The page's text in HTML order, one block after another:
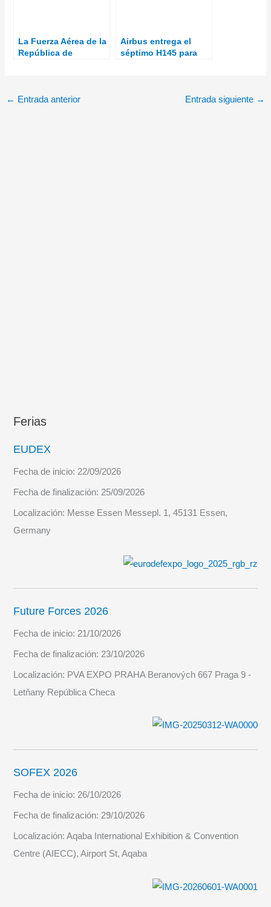
La Fuerza Aérea de la
República de
Airbus entrega el
séptimo H145 para
← Entrada anterior Entrada siguiente →
Ferias
EUDEX
Fecha de inicio: 22/09/2026
Fecha de finalización: 25/09/2026
Localización: Messe Essen Messepl. 1, 45131 Essen,
Germany
Future Forces 2026
Fecha de inicio: 21/10/2026
Fecha de finalización: 23/10/2026
Localización: PVA EXPO PRAHA Beranových 667 Praga 9 -
Letňany República Checa
SOFEX 2026
Fecha de inicio:26/10/2026
Fecha de finalización:29/10/2026
Localización:Aqaba International Exhibition & Convention
Centre (AIECC), Airport St, Aqaba